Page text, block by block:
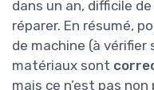
dans un an, difficile
réparer. En résumé,
de machine (à vérifier
matériaux sont
mais ce n’est pas